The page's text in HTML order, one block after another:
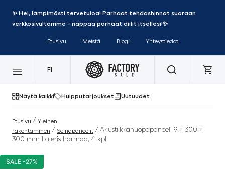
✨ Hei, lämpimästi tervetuloa! Parhaat tehdashinnat suoraan
verkkosivultamme - nappaa parhaat diilit itsellesi!✨
Etusivu Meistä Blogi Yhteystiedot
FI
Näytä kaikki Huipputarjoukset Uutuudet
Etusivu / Yleinen
rakentaminen / Seinäpaneelit / Akustiikkahuopapaneeli 9 × 300 ×
300 mm Lateris harmaa, 4 kpl
SALE -27%